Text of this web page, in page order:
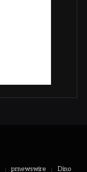
prnewswire Dino